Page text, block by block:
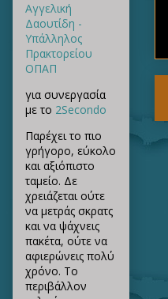
Αγγελική
Δαουτίδη -
Υπάλληλος
Πρακτορείου
ΟΠΑΠ
για συνεργασία
με το 2Secondo
Παρέχει το πιο
γρήγορο, εύκολο
και αξιόπιστο
ταμείο. Δε
χρειάζεται ούτε
να μετράς σκρατς
και να ψάχνεις
πακέτα, ούτε να
αφιερώνεις πολύ
χρόνο. Το
περιβάλλον